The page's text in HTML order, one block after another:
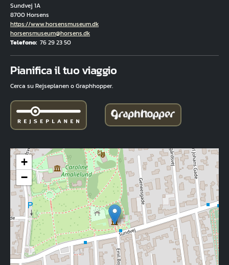
Sundvej 1A
8700 Horsens
Hjemmeside
https://www.horsensmuseum.dk
E-mail
horsensmuseum@horsens.dk
Telefono 76 29 23 50
Pianifica il tuo viaggio
Cerca su Rejseplanen o Graphhopper.
+
−